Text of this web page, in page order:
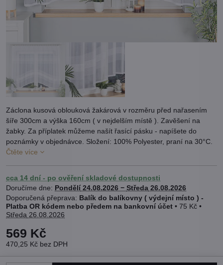
Záclona kusová oblouková žakárová v rozměru před nařasením
šíře 300cm a výška 160cm ( v nejdelším místě ). Zavěšení na
žabky. Za příplatek můžeme našít řasící pásku - napíšete do
poznámky v objednávce. Složení: 100% Polyester, praní na 30°C.
Čtěte více
cca 14 dní - po ověření skladové dostupnosti
Doručíme dne: Pondělí 24.08.2026 − Středa 26.08.2026
Balík do balíkovny ( výdejní místo ) -
Platba OR kódem nebo předem na bankovní účet • 75 Kč •
Středa 26.08.2026
569 Kč
470,25 Kč bez DPH